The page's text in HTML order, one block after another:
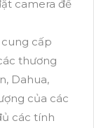
camera để
cung cấp
thương
Dahua,
của các
các tính